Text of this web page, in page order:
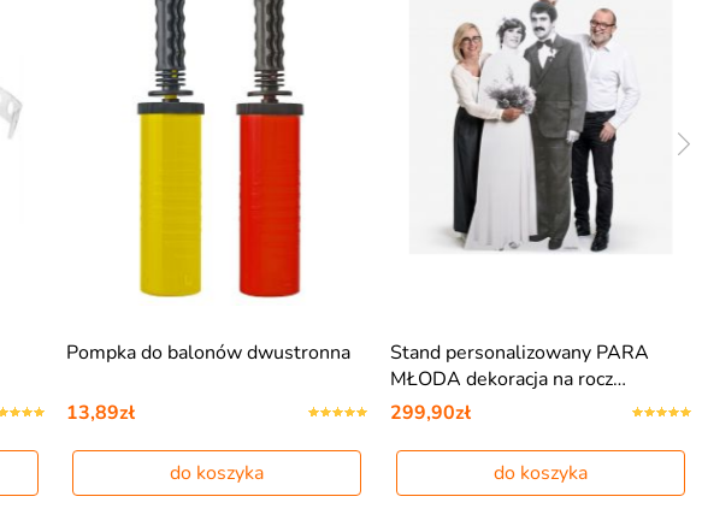
Pompka do balonów dwustronna
13,89zł
do koszyka
Stand personalizowany PARA
MŁODA dekoracja na rocz…
299,90zł
do koszyka